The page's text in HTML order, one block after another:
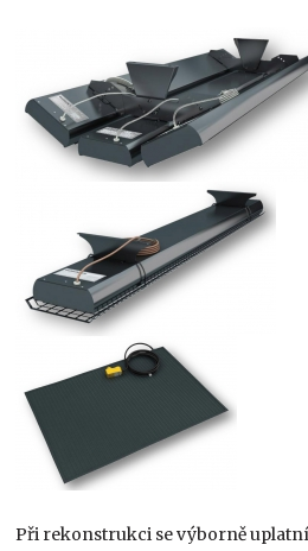
Při rekonstrukci se výborně